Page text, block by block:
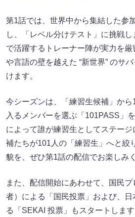
第1話では、世界中から集結した参
し、「レベル分けテスト」に挑戦
で活躍するトレーナー陣が実力を
や言語の壁を越えた “新世界” のサ
けます。
今シーズンは、「練習生候補」か
入るメンバーを選ぶ「101PASS」
によって誰が練習生としてステー
補たちが101人の「練習生」へと絞
貌を、ぜひ第1話の配信でお楽しみ
また、配信開始にあわせて、国民
者）による「国民投票」および、日
る「SEKAI 投票」もスタートします